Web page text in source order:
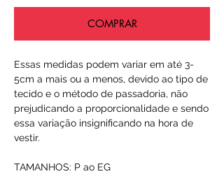
COMPRAR
Essas medidas podem variar em até 3-
5cm a mais ou a menos, devido ao tipo de
tecido e o método de passadoria, não
prejudicando a proporcionalidade e sendo
essa variação insignificando na hora de
vestir.
TAMANHOS: P ao EG